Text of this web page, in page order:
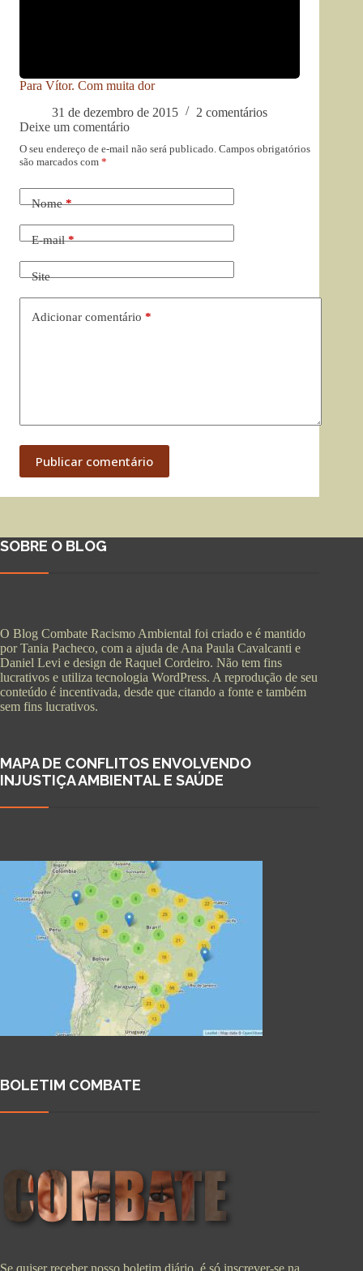
Para Vítor. Com muita dor
31 de dezembro de 2015
2 comentários
Deixe um comentário
O seu endereço de e-mail não será publicado. Campos obrigatórios
são marcados com *
Nome*
E-mail*
Site
Adicionar comentário *
Publicar comentário
SOBRE O BLOG
O Blog Combate Racismo Ambiental foi criado e é mantido
por Tania Pacheco, com a ajuda de Ana Paula Cavalcanti e
Daniel Levi e design de Raquel Cordeiro. Não tem fins
lucrativos e utiliza tecnologia WordPress. A reprodução de seu
conteúdo é incentivada, desde que citando a fonte e também
sem fins lucrativos.
MAPA DE CONFLITOS ENVOLVENDO
INJUSTIÇA AMBIENTAL E SAÚDE
BOLETIM COMBATE
Se quiser receber nosso boletim diário, é só inscrever-se na